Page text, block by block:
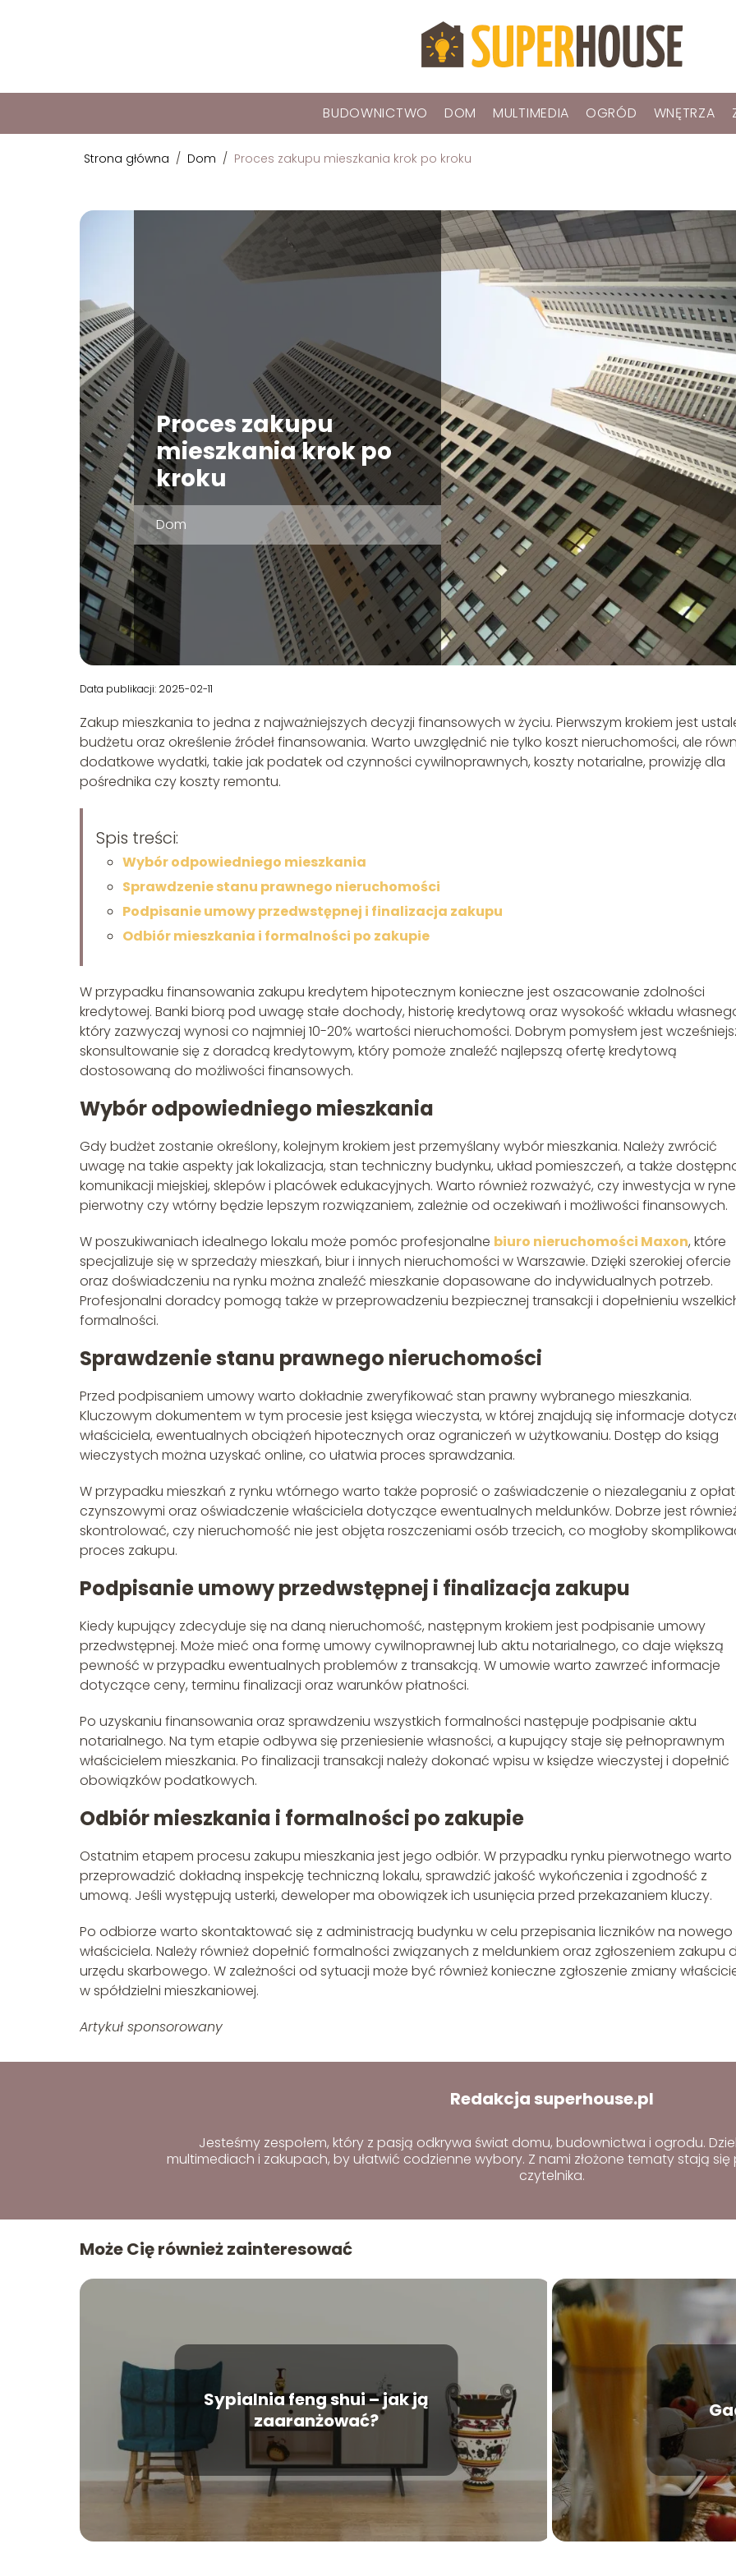
BUDOWNICTWO DOM MULTIMEDIA OGRÓD WNĘTRZA
Strona główna / Dom / Proces zakupu mieszkania krok po kroku
Proces zakupu
mieszkania krok po
kroku
Dom
Data publikacji: 2025-02-11
Zakup mieszkania to jedna z najważniejszych decyzji finansowych w życiu. Pierwszym krokiem jest
budżetu oraz określenie źródeł finansowania. Warto uwzględnić nie tylko koszt nieruchomości, ale
dodatkowe wydatki, takie jak podatek od czynności cywilnoprawnych, koszty notarialne, prowizję dla
pośrednika czy koszty remontu.
Spis treści:
Wybór odpowiedniego mieszkania
Sprawdzenie stanu prawnego nieruchomości
Podpisanie umowy przedwstępnej i finalizacja zakupu
Odbiór mieszkania i formalności po zakupie
W przypadku finansowania zakupu kredytem hipotecznym konieczne jest oszacowanie zdolności
kredytowej. Banki biorą pod uwagę stałe dochody, historię kredytową oraz wysokość wkładu
który zazwyczaj wynosi co najmniej 10-20% wartości nieruchomości. Dobrym pomysłem jest
skonsultowanie się z doradcą kredytowym, który pomoże znaleźć najlepszą ofertę kredytową
dostosowaną do możliwości finansowych.
Wybór odpowiedniego mieszkania
Gdy budżet zostanie określony, kolejnym krokiem jest przemyślany wybór mieszkania. Należy zwrócić
uwagę na takie aspekty jak lokalizacja, stan techniczny budynku, układ pomieszczeń, a także
komunikacji miejskiej, sklepów i placówek edukacyjnych. Warto również rozważyć, czy inwestycja w
pierwotny czy wtórny będzie lepszym rozwiązaniem, zależnie od oczekiwań i możliwości finansowych.
W poszukiwaniach idealnego lokalu może pomóc profesjonalne biuro nieruchomości Maxon, które
specjalizuje się w sprzedaży mieszkań, biur i innych nieruchomości w Warszawie. Dzięki szerokiej ofercie
oraz doświadczeniu na rynku można znaleźć mieszkanie dopasowane do indywidualnych potrzeb.
Profesjonalni doradcy pomogą także w przeprowadzeniu bezpiecznej transakcji i dopełnieniu
formalności.
Sprawdzenie stanu prawnego nieruchomości
Przed podpisaniem umowy warto dokładnie zweryfikować stan prawny wybranego mieszkania.
Kluczowym dokumentem w tym procesie jest księga wieczysta, w której znajdują się informacje
właściciela, ewentualnych obciążeń hipotecznych oraz ograniczeń w użytkowaniu. Dostęp do ksiąg
wieczystych można uzyskać online, co ułatwia proces sprawdzania.
W przypadku mieszkań z rynku wtórnego warto także poprosić o zaświadczenie o niezaleganiu z
czynszowymi oraz oświadczenie właściciela dotyczące ewentualnych meldunków. Dobrze jest
skontrolować, czy nieruchomość nie jest objęta roszczeniami osób trzecich, co mogłoby
proces zakupu.
Podpisanie umowy przedwstępnej i finalizacja zakupu
Kiedy kupujący zdecyduje się na daną nieruchomość, następnym krokiem jest podpisanie umowy
przedwstępnej. Może mieć ona formę umowy cywilnoprawnej lub aktu notarialnego, co daje większą
pewność w przypadku ewentualnych problemów z transakcją. W umowie warto zawrzeć informacje
dotyczące ceny, terminu finalizacji oraz warunków płatności.
Po uzyskaniu finansowania oraz sprawdzeniu wszystkich formalności następuje podpisanie aktu
notarialnego. Na tym etapie odbywa się przeniesienie własności, a kupujący staje się pełnoprawnym
właścicielem mieszkania. Po finalizacji transakcji należy dokonać wpisu w księdze wieczystej i dopełnić
obowiązków podatkowych.
Odbiór mieszkania i formalności po zakupie
Ostatnim etapem procesu zakupu mieszkania jest jego odbiór. W przypadku rynku pierwotnego warto
przeprowadzić dokładną inspekcję techniczną lokalu, sprawdzić jakość wykończenia i zgodność z
umową. Jeśli występują usterki, deweloper ma obowiązek ich usunięcia przed przekazaniem kluczy.
Po odbiorze warto skontaktować się z administracją budynku w celu przepisania liczników na nowego
właściciela. Należy również dopełnić formalności związanych z meldunkiem oraz zgłoszeniem zakupu
urzędu skarbowego. W zależności od sytuacji może być również konieczne zgłoszenie zmiany
w spółdzielni mieszkaniowej.
Artykuł sponsorowany
Redakcja superhouse.pl
Jesteśmy zespołem, który z pasją odkrywa świat domu, budownictwa i ogrodu.
multimediach i zakupach, by ułatwić codzienne wybory. Z nami złożone tematy stają
czytelnika.
Może Cię również zainteresować
Sypialnia feng shui – jak ją
zaaranżować?